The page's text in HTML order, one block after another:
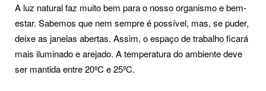
A luz natural faz muito bem para o nosso organismo e bem-
estar. Sabemos que nem sempre é possível, mas, se puder,
deixe as janelas abertas. Assim, o espaço de trabalho ficará
mais iluminado e arejado. A temperatura do ambiente deve
ser mantida entre 20ºC e 25ºC.